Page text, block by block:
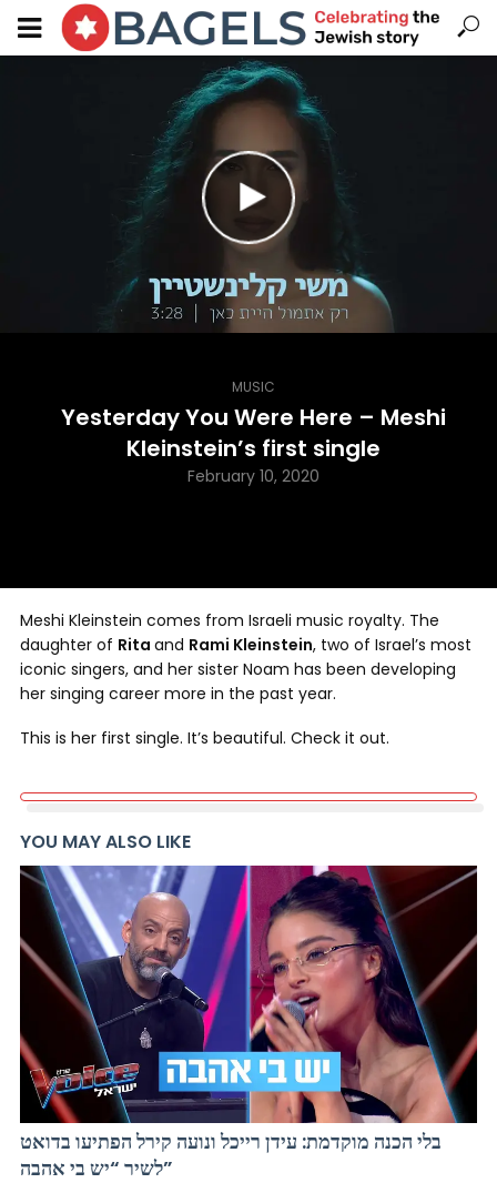
MUSIC
Yesterday You Were Here – Meshi
Kleinstein’s first single
February 10, 2020
Meshi Kleinstein comes from Israeli music royalty. The
daughter of Rita and Rami Kleinstein, two of Israel’s most
iconic singers, and her sister Noam has been developing
her singing career more in the past year.
This is her first single. It’s beautiful. Check it out.
YOU MAY ALSO LIKE
בלי הכנה מוקדמת: עידן רייכל ונועה קירל הפתיעו בדואט
לשיר “יש בי אהבה”